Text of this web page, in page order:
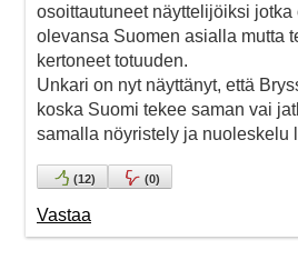
osoittautuneet näyttelijöiksi jotka
olevansa Suomen asialla mutta
kertoneet totuuden.
Unkari on nyt näyttänyt, että
koska Suomi tekee saman vai
samalla nöyristely ja nuoleskelu
(12) (0)
Vastaa